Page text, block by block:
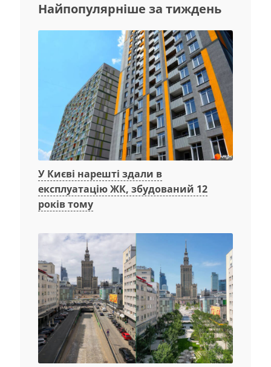
Найпопулярніше за тиждень
У Києві нарешті здали в
експлуатацію ЖК, збудований 12
років тому